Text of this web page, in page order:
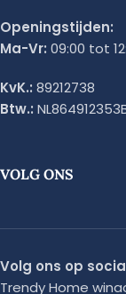
Openingstijden:
Ma-Vr: 09:00 tot
KvK.: 89212738
Btw.:
VOLG ONS
Volg ons op
Trendy Home